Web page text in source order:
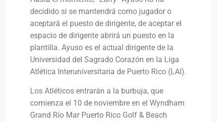
decidido si se mantendrá como jugador o
aceptará el puesto de dirigente, de aceptar el
espacio de dirigente abrirá un puesto en la
plantilla. Ayuso es el actual dirigente de la
Universidad del Sagrado Corazón en la Liga
Atlética Interuniversitaria de Puerto Rico (LAI).
Los Atléticos entrarán a la burbuja, que
comienza el 10 de noviembre en el Wyndham
Grand Río Mar Puerto Rico Golf & Beach